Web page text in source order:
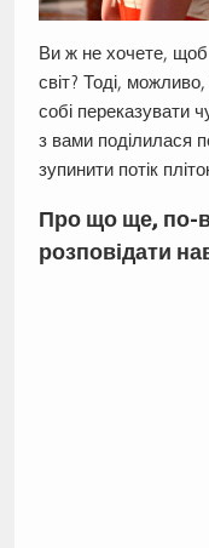
Ви ж не хочете, щоб
світ? Тоді,
собі переказувати
з вами поділилася
зупинити потік
Про що ще, по-
розповідати